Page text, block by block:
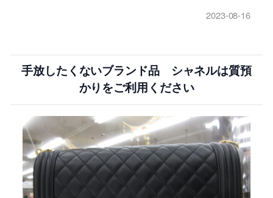
2023-08-16
手放したくないブランド品 シャネルは質預
かりをご利用ください